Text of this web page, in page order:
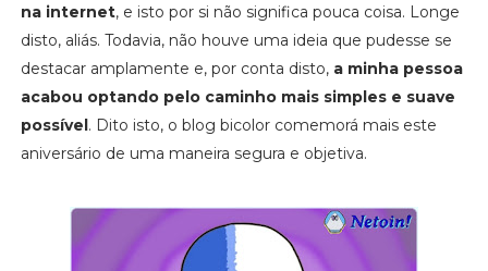
na internet, e isto por si não significa pouca coisa. Longe
disto, aliás. Todavia, não houve uma ideia que pudesse se
destacar amplamente e, por conta disto, a minha pessoa
acabou optando pelo caminho mais simples e suave
possível. Dito isto, o blog bicolor comemorá mais este
aniversário de uma maneira segura e objetiva.